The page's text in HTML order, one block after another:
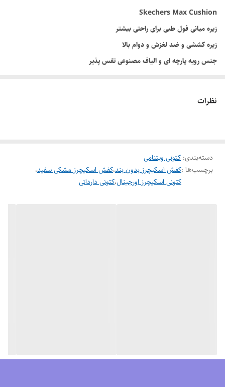
کیفیت محصول مسترکوالیتی
وضعیت کارکرد نو آکبند
Skechers Max Cushion
زیره میانی فول طبی برای راحتی بیشتر
زیره کششی و ضد لغزش و دوام بالا
جنس رویه پارچه ای و الیاف مصنوعی تفس پذیر
وزن پایین و دوام بالا قابل شست شو
نظرات
دسته‌بندی: کتونی ویتنامی
برچسب‌ها :کفش اسکیچرز بدون بند،کفش اسکیچرز مشکی سفید،
کتونی اسکیچرز اورجینال،کتونی دارداتی